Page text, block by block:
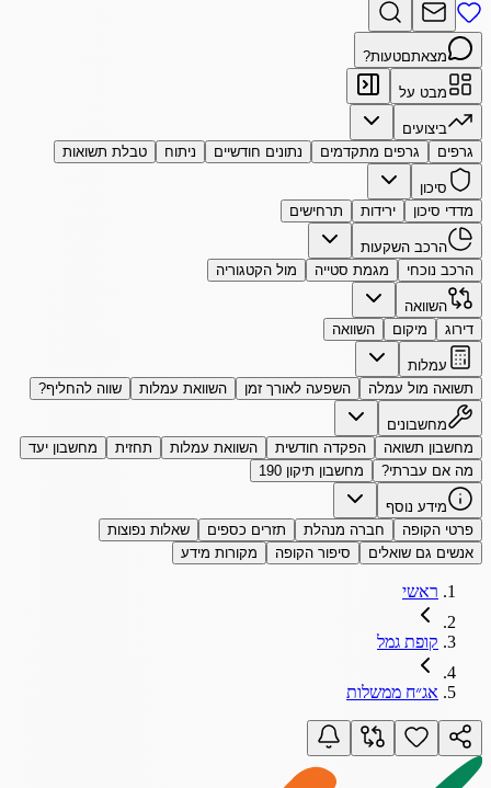
מצאתםטעות?
מבט על
ביצועים
גרפים
גרפים מתקדמים נתונים חודשיים ניתוח טבלת תשואות
סיכון
מדדי סיכון
ירידות תרחישים
הרכב השקעות
הרכב נוכחי
מגמת סטייה מול הקטגוריה
השוואה
דירוג
מיקום השוואה
עמלות
תשואה מול עמלה
השפעה לאורך זמן השוואת עמלות שווה להחליף?
מחשבונים
מחשבון תשואה
הפקדה חודשית השוואת עמלות תחזית
מחשבון יעד
מה אם עברתי?
מחשבון תיקון 190
מידע נוסף
פרטי הקופה
חברה מנהלת תזרים כספים
שאלות נפוצות
אנשים גם שואלים
סיפור הקופה מקורות מידע
ראשי
קופת גמל
אג״ח ממשלות